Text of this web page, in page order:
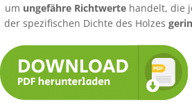
um ungefähre Richtwertehandelt, die
der spezifischen Dichte des Holzes